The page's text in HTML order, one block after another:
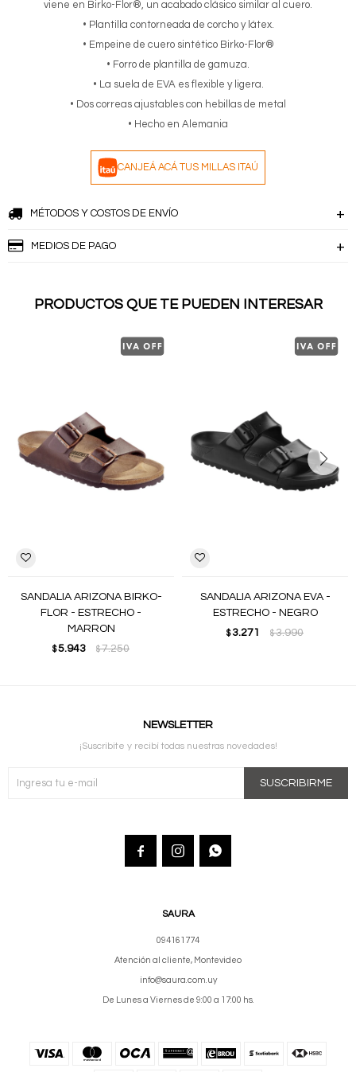
viene en Birko-Flor®, un acabado clásico similar al cuero.
• Plantilla contorneada de corcho y látex.
• Empeine de cuero sintético Birko-Flor®
• Forro de plantilla de gamuza.
• La suela de EVA es flexible y ligera.
• Dos correas ajustables con hebillas de metal
• Hecho en Alemania
CANJEÁ ACÁ TUS MILLAS ITAÚ
MÉTODOS Y COSTOS DE ENVÍO
MEDIOS DE PAGO
PRODUCTOS QUE TE PUEDEN INTERESAR
SANDALIA ARIZONA BIRKO-
FLOR - ESTRECHO -
MARRON
$5.943 $7.250
SANDALIA ARIZONA EVA -
ESTRECHO - NEGRO
$3.271 $3.990
SAURA
094161774
Atención al cliente, Montevideo
info@saura.com.uy
De Lunes a Viernes de 9:00 a 17:00 hs.
NEWSLETTER
¡Suscribite y recibí todas nuestras novedades!
SUSCRIBIRME
  